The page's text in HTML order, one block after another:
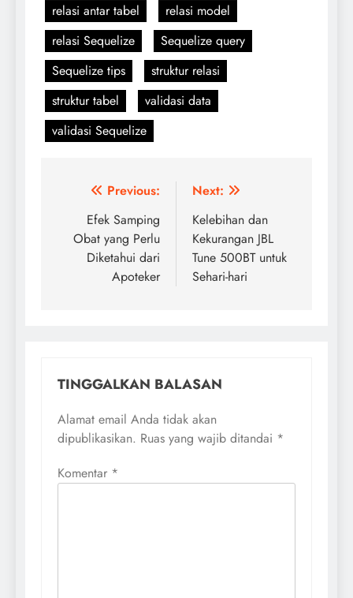
relasi antar tabel
relasi model
relasi Sequelize
Sequelize query
Sequelize tips
struktur relasi
struktur tabel
validasi data
validasi Sequelize
NavigasiPrevious:
Efek Samping
Obat yang Perlu
Diketahui dari
Apoteker
Next:
Kelebihan dan
Kekurangan JBL
Tune 500BT untuk
Sehari-hari
TINGGALKAN BALASAN
Alamat email Anda tidak akan
dipublikasikan. Ruas yang wajib ditandai *
Komentar *